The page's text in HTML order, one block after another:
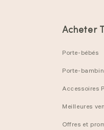
Acheter
Porte-bébés
Porte-
Accessoires
Meilleures
Offres et